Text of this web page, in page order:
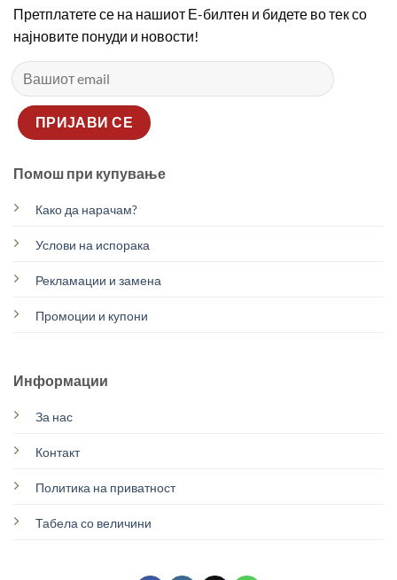
Претплатете се на нашиот Е-билтен и бидете во тек со
најновите понуди и новости!
Помош при купување
Како да нарачам?
Услови на испорака
Рекламации и замена
Промоции и купони
Информации
За нас
Контакт
Политика на приватност
Табела со величини